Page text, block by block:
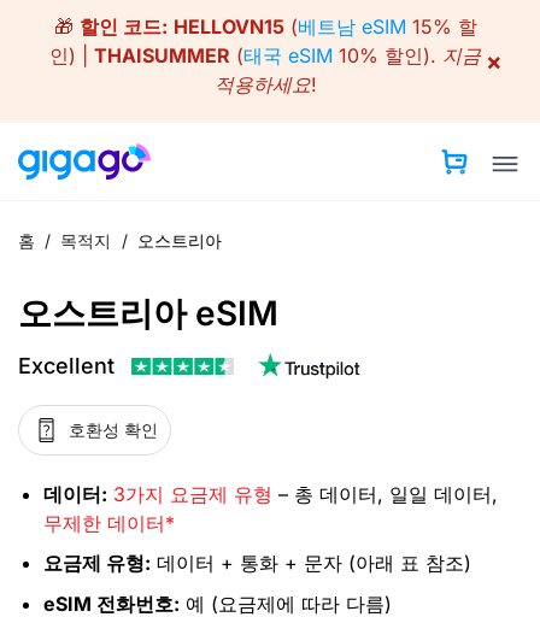
content
🎁 할인 코드: HELLOVN15(베트남 eSIM 15% 할
인) | THAISUMMER (태국 eSIM 10% 할인). 지금
적용하세요!
×
홈 / 목적지 / 오스트리아
오스트리아 eSIM
Excellent
호환성 확인
데이터: 3가지 요금제 유형 – 총 데이터, 일일 데이터,
무제한 데이터*
요금제 유형: 데이터 + 통화 + 문자 (아래 표 참조)
eSIM 전화번호: 예 (요금제에 따라 다름)